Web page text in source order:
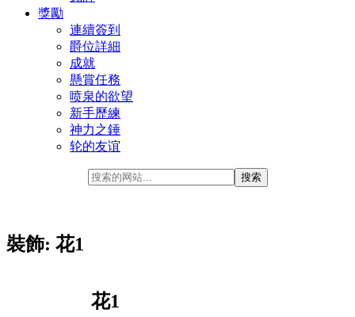
獎勵
連續簽到
爵位詳細
成就
懸賞任務
喷泉的欲望
新手歷練
神力之錘
轮的友谊
裝飾: 花1
花1